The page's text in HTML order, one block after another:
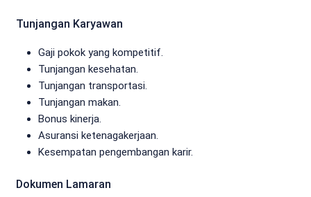
Tunjangan Karyawan
Gaji pokok yang kompetitif.
Tunjangan kesehatan.
Tunjangan transportasi.
Tunjangan makan.
Bonus kinerja.
Asuransi ketenagakerjaan.
Kesempatan pengembangan karir.
Dokumen Lamaran